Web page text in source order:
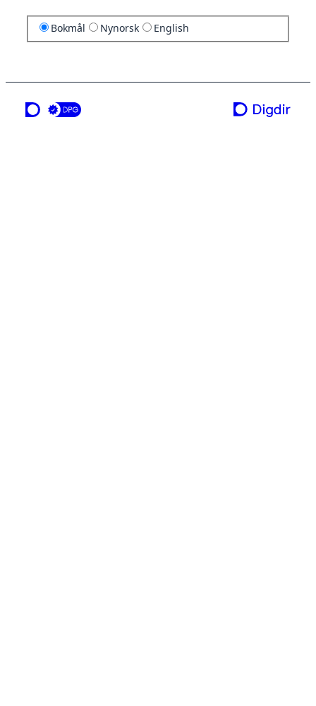
Bokmål Nynorsk English